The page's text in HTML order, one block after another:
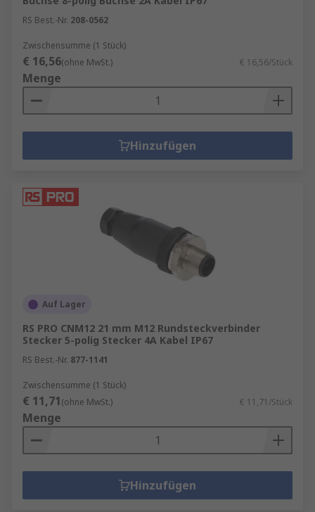
RS Best.-Nr. 208-0562
Zwischensumme (1 Stück)
€ 16,56(ohne MwSt.) € 16,56/Stück
Menge
Hinzufügen
Auf Lager
RS PRO CNM12 21 mm M12 Rundsteckverbinder
Stecker 5-polig Stecker 4A Kabel IP67
RS Best.-Nr. 877-1141
Zwischensumme (1 Stück)
€ 11,71(ohne MwSt.) € 11,71/Stück
Menge
Hinzufügen